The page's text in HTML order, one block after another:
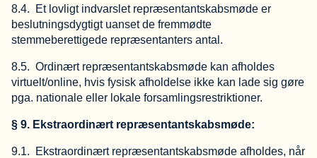
8.4. Et lovligt indvarslet repræsentantskabsmøde er
beslutningsdygtigt uanset de fremmødte
stemmeberettigede repræsentanters antal.
8.5. Ordinært repræsentantskabsmøde kan afholdes
virtuelt/online, hvis fysisk afholdelse ikke kan lade sig gøre
pga. nationale eller lokale forsamlingsrestriktioner.
§ 9. Ekstraordinært repræsentantskabsmøde:
9.1. Ekstraordinært repræsentantskabsmøde afholdes, når